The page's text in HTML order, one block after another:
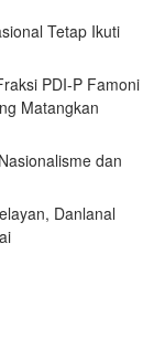
Tetap Ikuti
PDI-P Famoni
Matangkan
dan
Danlanal